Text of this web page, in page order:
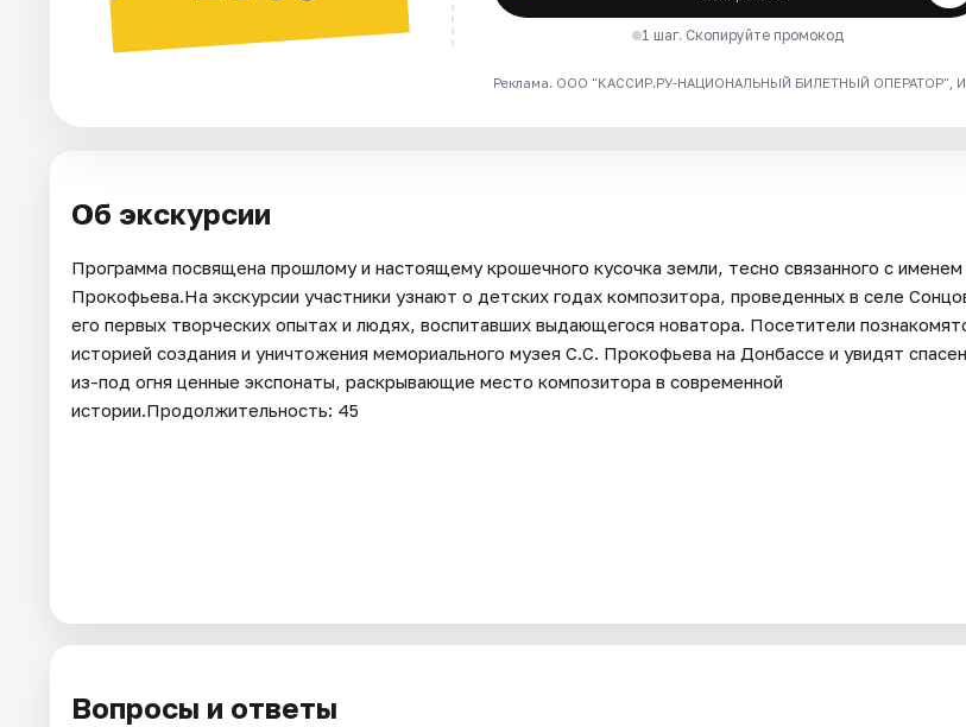
1 шаг. Скопируйте промокод
Реклама. ООО "КАССИР.РУ-НАЦИОНАЛЬНЫЙ БИЛЕТНЫЙ ОПЕРАТОР",
Об экскурсии
Программа посвящена прошлому и настоящему крошечного кусочка земли, тесно связанного с
Прокофьева.На экскурсии участники узнают о детских годах композитора, проведенных в селе
его первых творческих опытах и людях, воспитавших выдающегося новатора. Посетители
историей создания и уничтожения мемориального музея С.С. Прокофьева на Донбассе и увидят
из-под огня ценные экспонаты, раскрывающие место композитора в современной
истории.Продолжительность: 45
Вопросы и ответы